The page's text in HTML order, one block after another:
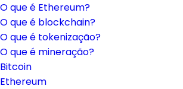
O que é Ethereum?
O que é blockchain?
O que é tokenização?
O que é mineração?
Bitcoin
Ethereum